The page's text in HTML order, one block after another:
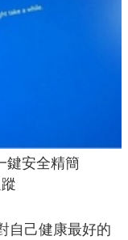
鍵安全精簡
自己健康最好的